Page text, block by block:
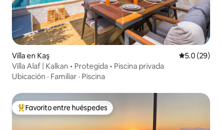
Villa en Kaş Calificación
5.0 (29)
Villa Alaf | Kalkan • Protegida • Piscina privada
Ubicación · Familiar · Piscina
Favorito entre huéspedes preferido
Favorito entre huéspedes